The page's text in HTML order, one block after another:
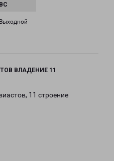
Выходной
ВЛАДЕНИЕ 11
11 строение